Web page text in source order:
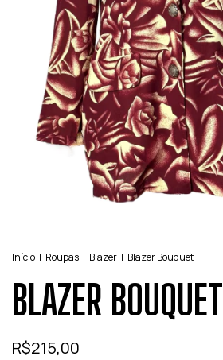
Início | Roupas | Blazer | Blazer Bouquet
BLAZER BOUQUET
R$215,00